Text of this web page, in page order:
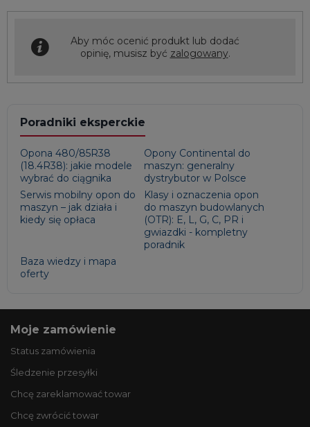
Aby móc ocenić produkt lub dodać
opinię, musisz być zalogowany.
Poradniki eksperckie
Opona 480/85R38
(18.4R38): jakie modele
wybrać do ciągnika
Opony Continental do
maszyn: generalny
dystrybutor w Polsce
Serwis mobilny opon do
maszyn – jak działa i
kiedy się opłaca
Klasy i oznaczenia opon
do maszyn budowlanych
(OTR): E, L, G, C, PR i
gwiazdki - kompletny
poradnik
Baza wiedzy i mapa
oferty
Moje zamówienie
Status zamówienia
Śledzenie przesyłki
Chcę zareklamować towar
Chcę zwrócić towar